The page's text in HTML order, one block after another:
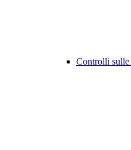
Controlli sulle